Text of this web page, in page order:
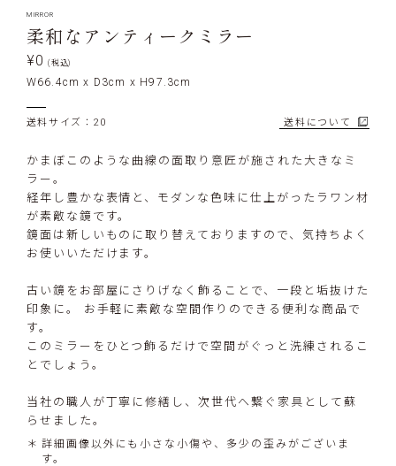
MIRROR
柔和なアンティークミラー
¥0 (税込)
W66.4cm x D3cm x H97.3cm
送料サイズ：20 送料について
かまぼこのような曲線の面取り意匠が施された大きなミ
ラー。
経年し豊かな表情と、モダンな色味に仕上がったラワン材
が素敵な鏡です。
鏡面は新しいものに取り替えておりますので、気持ちよく
お使いいただけます。
古い鏡をお部屋にさりげなく飾ることで、一段と垢抜けた
印象に。 お手軽に素敵な空間作りのできる便利な商品で
す。
このミラーをひとつ飾るだけで空間がぐっと洗練されるこ
とでしょう。
当社の職人が丁寧に修繕し、次世代へ繋ぐ家具として蘇
らせました。
詳細画像以外にも小さな小傷や、多少の歪みがございま
す。